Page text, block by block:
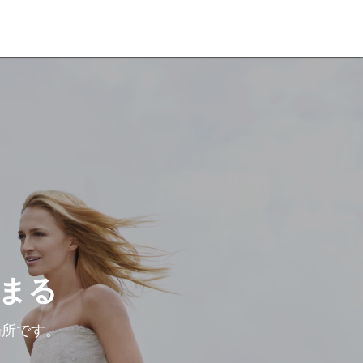
る
です。